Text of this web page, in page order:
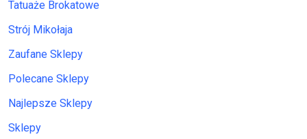
Tatuaże Brokatowe
Strój Mikołaja
Zaufane Sklepy
Polecane Sklepy
Najlepsze Sklepy
Sklepy